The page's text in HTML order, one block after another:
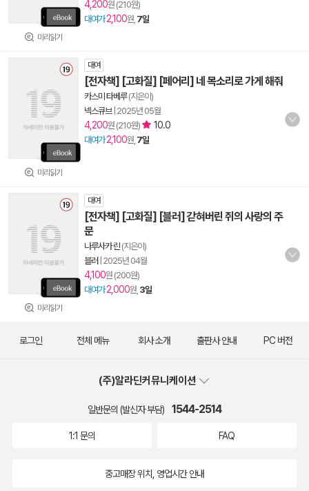
미리읽기
4,200원 (210원)
대여가 2,100원, 7일
미리읽기
대여
[전자책] [고화질] [페어리] 네 목소리로 가게 해줘
카스미 타베루(지은이)
넥스큐브| 2025년 05월
4,200원 (210원) 10.0
대여가 2,100원, 7일
미리읽기
대여
[전자책] [고화질] [블러] 갇혀버린 쥐의 사랑의 주
문
나루사카 린 (지은이)
블러 2025년 04월
4,100원 (200원)
대여가 2,000원, 3일
로그인 전체 메뉴 회사 소개 출판사 안내 PC 버전
(주)알라딘커뮤니케이션
일반문의 (발신자 부담) 1544-2514
1:1 문의 FAQ
중고매장 위치, 영업시간 안내